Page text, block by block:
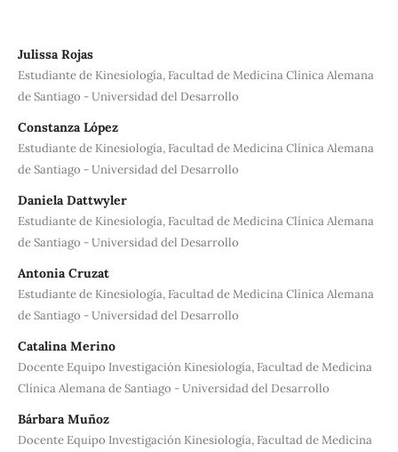
Julissa Rojas
Estudiante de Kinesiología, Facultad de Medicina Clínica Alemana
de Santiago - Universidad del Desarrollo
Constanza López
Estudiante de Kinesiología, Facultad de Medicina Clínica Alemana
de Santiago - Universidad del Desarrollo
Daniela Dattwyler
Estudiante de Kinesiología, Facultad de Medicina Clínica Alemana
de Santiago - Universidad del Desarrollo
Antonia Cruzat
Estudiante de Kinesiología, Facultad de Medicina Clínica Alemana
de Santiago - Universidad del Desarrollo
Catalina Merino
Docente Equipo Investigación Kinesiología, Facultad de Medicina
Clínica Alemana de Santiago - Universidad del Desarrollo
Bárbara Muñoz
Docente Equipo Investigación Kinesiología, Facultad de Medicina